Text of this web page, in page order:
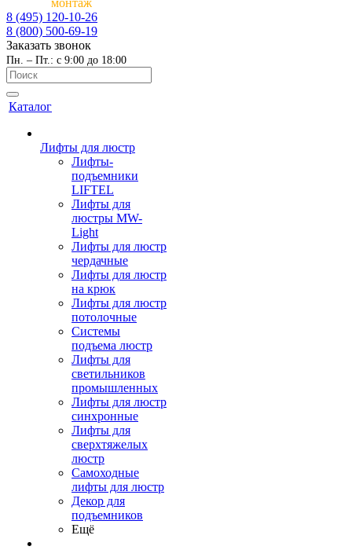
монтаж
8 (495) 120-10-26
8 (800) 500-69-19
Заказать звонок
Пн. – Пт.: с 9:00 до 18:00
Каталог
Лифты для люстр
Лифты-
подъемники
LIFTEL
Лифты для
люстры MW-
Light
Лифты для люстр
чердачные
Лифты для люстр
на крюк
Лифты для люстр
потолочные
Системы
подъема люстр
Лифты для
светильников
промышленных
Лифты для люстр
синхронные
Лифты для
сверхтяжелых
люстр
Самоходные
лифты для люстр
Декор для
подъемников
Ещё